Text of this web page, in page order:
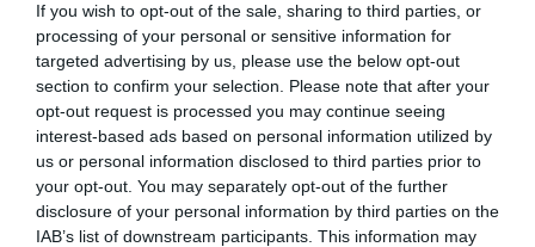
If you wish to opt-out of the sale, sharing to third parties, or
processing of your personal or sensitive information for
targeted advertising by us, please use the below opt-out
section to confirm your selection. Please note that after your
opt-out request is processed you may continue seeing
interest-based ads based on personal information utilized by
us or personal information disclosed to third parties prior to
your opt-out. You may separately opt-out of the further
disclosure of your personal information by third parties on the
IAB’s list of downstream participants. This information may